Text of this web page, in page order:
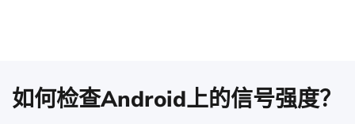
如何检查Android上的信号强度？